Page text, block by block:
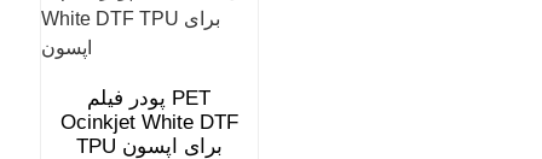
پودر فیلم PET
Ocinkjet White DTF
TPU برای اپسون